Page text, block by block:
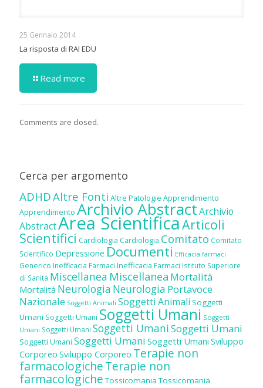
25 Gennaio 2014
La risposta di RAI EDU
Read more
Comments are closed.
Cerca per argomento
ADHDAltre Fonti Altre Patologie Apprendimento
Apprendimento Archivio AbstractArchivio
AbstractArea ScientificaArticoli
Scientifici Cardiologia Cardiologia Comitato Comitato
Scientifico Depressione Documenti Efficacia farmaci
Generico Inefficacia Farmaci Inefficacia Farmaci Istituto Superiore
di Sanità Miscellanea Miscellanea Mortalità
Mortalità Neurologia Neurologia Portavoce
Nazionale Soggetti Animali Soggetti Animali Soggetti
Umani Soggetti Umani Soggetti Umani Soggetti
Umani Soggetti Umani Soggetti UmaniSoggetti Umani
Soggetti Umani Soggetti Umani Soggetti Umani Sviluppo
Corporeo Sviluppo Corporeo Terapie non
farmacologicheTerapie non
farmacologiche Tossicomania Tossicomania